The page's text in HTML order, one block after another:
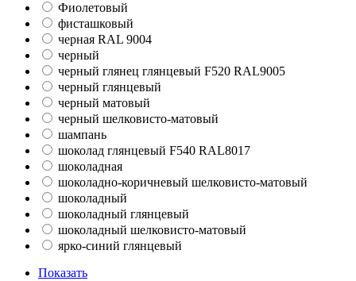
Фиолетовый
фисташковый
черная RAL 9004
черный
черный глянец глянцевый F520 RAL9005
черный глянцевый
черный матовый
черный шелковисто-матовый
шампань
шоколад глянцевый F540 RAL8017
шоколадная
шоколадно-коричневый шелковисто-матовый
шоколадный
шоколадный глянцевый
шоколадный шелковисто-матовый
ярко-синий глянцевый
Показать